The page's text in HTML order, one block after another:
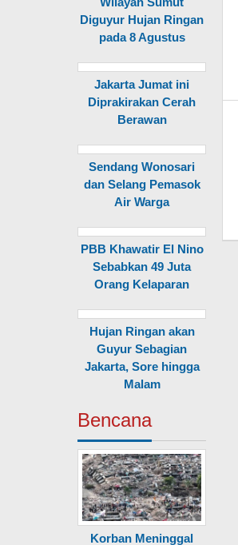
Diguyur Hujan Ringan
pada 8 Agustus
Jakarta Jumat ini
Diprakirakan Cerah
Berawan
Sendang Wonosari
dan Selang Pemasok
Air Warga
PBB Khawatir El Nino
Sebabkan 49 Juta
Orang Kelaparan
Hujan Ringan akan
Guyur Sebagian
Jakarta, Sore hingga
Malam
Bencana
Korban Meninggal